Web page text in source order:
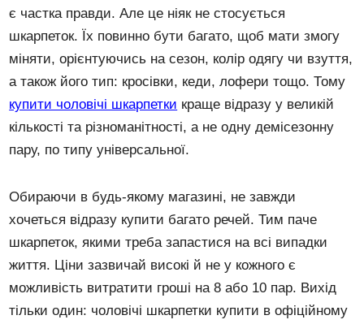
є частка правди. Але це ніяк не стосується
шкарпеток. Їх повинно бути багато, щоб мати змогу
міняти, орієнтуючись на сезон, колір одягу чи взуття,
а також його тип: кросівки, кеди, лофери тощо. Тому
купити чоловічі шкарпетки краще відразу у великій
кількості та різноманітності, а не одну демісезонну
пару, по типу універсальної.
Обираючи в будь-якому магазині, не завжди
хочеться відразу купити багато речей. Тим паче
шкарпеток, якими треба запастися на всі випадки
життя. Ціни зазвичай високі й не у кожного є
можливість витратити гроші на 8 або 10 пар. Вихід
тільки один: чоловічі шкарпетки купити в офіційному